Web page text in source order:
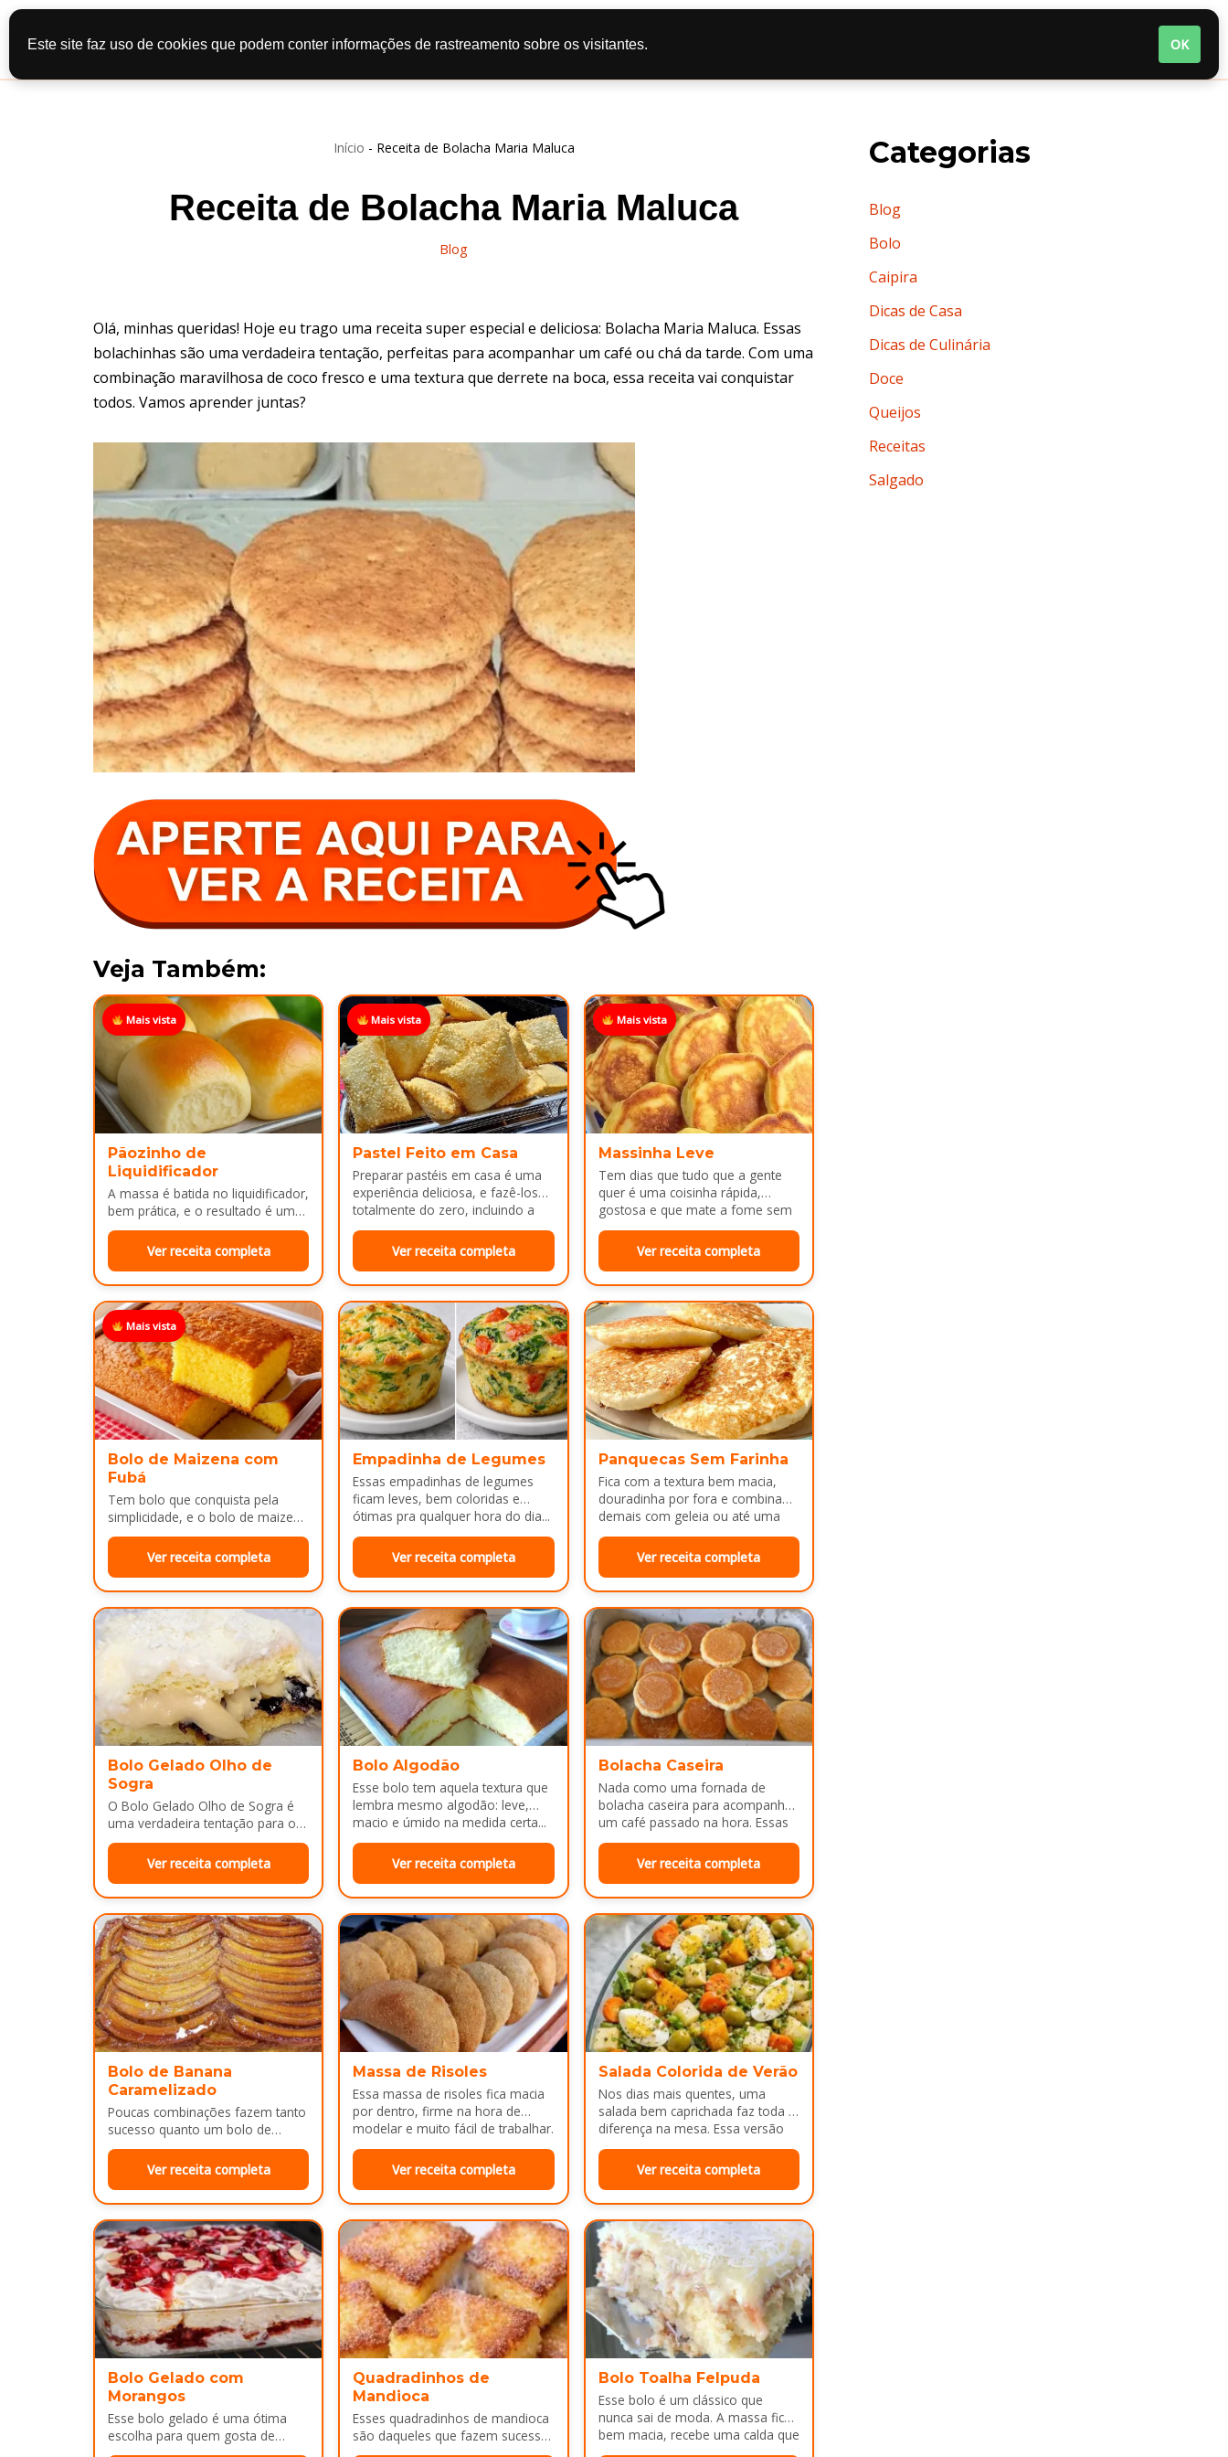
Pular
para
Contato
Políticas de Privacidade
Início - Receita de Bolacha Maria Maluca
Receita de Bolacha Maria Maluca
Blog
Olá, minhas queridas! Hoje eu trago uma receita super especial e deliciosa: Bolacha Maria Maluca. Essas
bolachinhas são uma verdadeira tentação, perfeitas para acompanhar um café ou chá da tarde. Com uma
combinação maravilhosa de coco fresco e uma textura que derrete na boca, essa receita vai conquistar
todos. Vamos aprender juntas?
Veja Também:
Mais vista
Pãozinho de
Liquidificador
A massa é batida no liquidificador,
bem prática, e o resultado é um
pão leve, macio...
Ver receita completa
Mais vista
Pastel Feito em Casa
Preparar pastéis em casa é uma
experiência deliciosa, e fazê-los
totalmente do zero, incluindo a
massa, fica melhor ainda...
Ver receita completa
Mais vista
Massinha Leve
Tem dias que tudo que a gente
quer é uma coisinha rápida,
gostosa e que mate a fome sem
dar trabalho...
Ver receita completa
Mais vista
Bolo de Maizena com
Fubá
Tem bolo que conquista pela
simplicidade, e o bolo de maizena
com fubá é um ótimo exemplo..
Ver receita completa
Empadinha de Legumes
Essas empadinhas de legumes
ficam leves, bem coloridas e
ótimas pra qualquer hora do dia...
Ver receita completa
Panquecas Sem Farinha
Fica com a textura bem macia,
douradinha por fora e combina
demais com geleia ou até uma
manteiguinha derretendo por
Ver receita completa
Bolo Gelado Olho de
Sogra
O Bolo Gelado Olho de Sogra é
uma verdadeira tentação para os
amantes de sobremesas
refrescantes e cheias de sabor...
Ver receita completa
Bolo Algodão
Esse bolo tem aquela textura que
lembra mesmo algodão: leve,
macio e úmido na medida certa...
Ver receita completa
Bolacha Caseira
Nada como uma fornada de
bolacha caseira para acompanhar
um café passado na hora. Essas
bolachinhas ficam levemente
douradas por…
Ver receita completa
Bolo de Banana
Caramelizado
Poucas combinações fazem tanto
sucesso quanto um bolo de
banana com uma calda
douradinha por cima. Enquanto
assa, aquele cheirinho…
Ver receita completa
Massa de Risoles
Essa massa de risoles fica macia
por dentro, firme na hora de
modelar e muito fácil de trabalhar.
É uma…
Ver receita completa
Salada Colorida de Verão
Nos dias mais quentes, uma
salada bem caprichada faz toda a
diferença na mesa. Essa versão
colorida reúne legumes cozidos…
Ver receita completa
Bolo Gelado com
Morangos
Esse bolo gelado é uma ótima
escolha para quem gosta de
sobremesas bem cremosas e
Quadradinhos de
Mandioca
Esses quadradinhos de mandioca
são daqueles que fazem sucesso
no café da tarde ou como
Bolo Toalha Felpuda
Esse bolo é um clássico que
nunca sai de moda. A massa fica
bem macia, recebe uma calda que
deixa…
Categorias
Blog
Bolo
Caipira
Dicas de Casa
Dicas de Culinária
Doce
Queijos
Receitas
Salgado
Este site faz uso de cookies que podem conter informações de rastreamento sobre os visitantes. OK